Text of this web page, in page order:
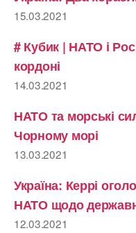
15.03.2021
# Кубик | НАТО і
кордоні
14.03.2021
НАТО та морські
Чорному морі
13.03.2021
Україна: Керрі
НАТО щодо
12.03.2021